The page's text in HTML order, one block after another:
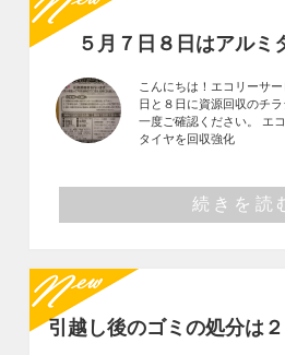
５月７日８日はアルミ
こんにちは！エコリーサ
日と８日に資源回収のチ
一度ご確認ください。 エ
タイヤを回収強化
続きを読
引越し後のゴミの処分は